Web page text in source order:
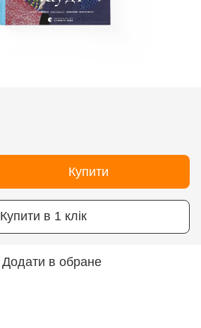
Купити
Купити в 1 клік
Додати в обране